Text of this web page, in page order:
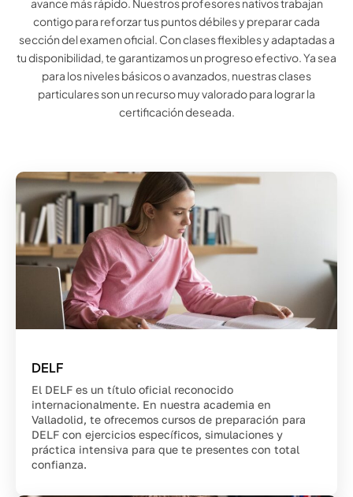
avance más rápido. Nuestros profesores nativos trabajan
contigo para reforzar tus puntos débiles y preparar cada
sección del examen oficial. Con clases flexibles y adaptadas a
tu disponibilidad, te garantizamos un progreso efectivo. Ya sea
para los niveles básicos o avanzados, nuestras clases
particulares son un recurso muy valorado para lograr la
certificación deseada.
DELF
El DELF es un título oficial reconocido
internacionalmente. En nuestra academia en
Valladolid, te ofrecemos cursos de preparación para
DELF con ejercicios específicos, simulaciones y
práctica intensiva para que te presentes con total
confianza.